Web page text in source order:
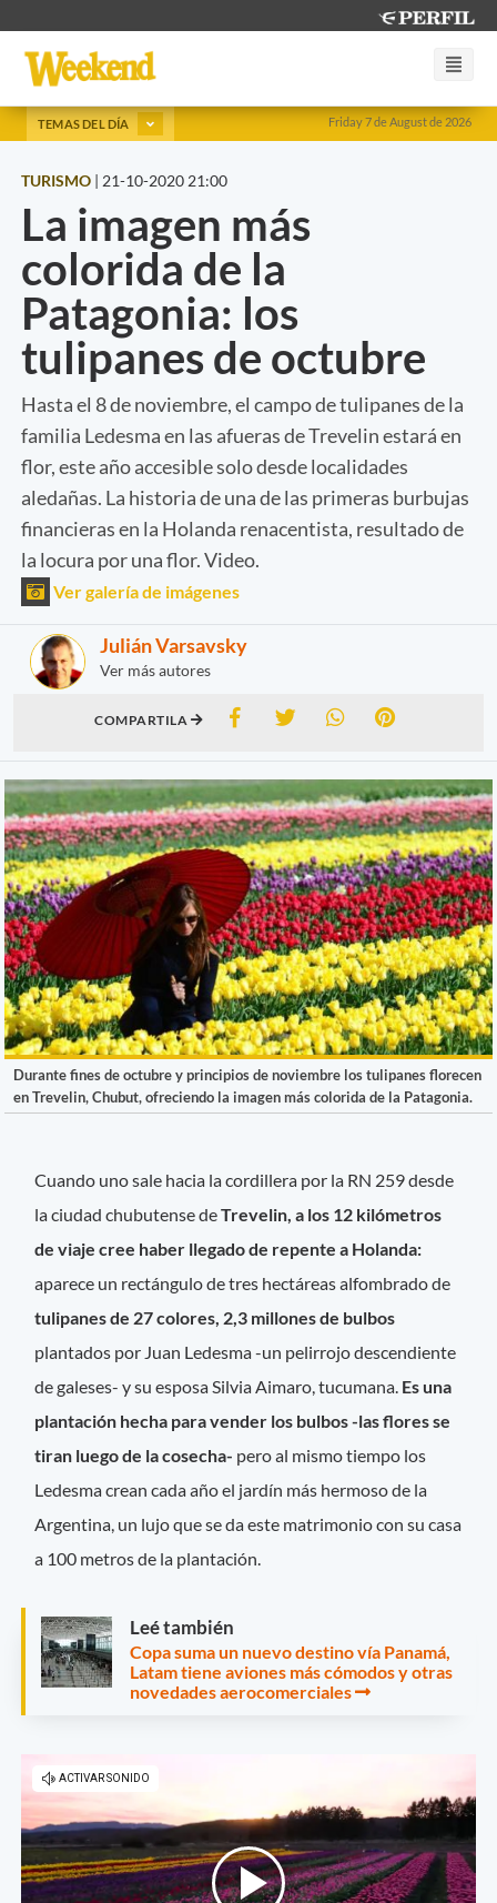
Friday 7 de August de 2026
TEMAS DEL DÍA
TURISMO | 21-10-2020 21:00
La imagen más
colorida de la
Patagonia: los
tulipanes de octubre
Hasta el 8 de noviembre, el campo de tulipanes de la
familia Ledesma en las afueras de Trevelin estará en
flor, este año accesible solo desde localidades
aledañas. La historia de una de las primeras burbujas
financieras en la Holanda renacentista, resultado de
la locura por una flor. Video.
Ver galería de imágenes
Julián Varsavsky
Ver más autores
COMPARTILA
Durante fines de octubre y principios de noviembre los tulipanes florecen
en Trevelin, Chubut, ofreciendo la imagen más colorida de la Patagonia.
Cuando uno sale hacia la cordillera por la RN 259 desde
la ciudad chubutense deTrevelin, a los 12 kilómetros
de viaje cree haber llegado de repente a Holanda:
aparece un rectángulo de tres hectáreas alfombrado de
tulipanes de 27 colores, 2,3 millones de bulbos
plantados por Juan Ledesma -un pelirrojo descendiente
de galeses- y su esposa Silvia Aimaro, tucumana. Es una
plantación hecha para vender los bulbos -las flores se
tiran luego de la cosecha- pero al mismo tiempo los
Ledesma crean cada año el jardín más hermoso de la
Argentina, un lujo que se da este matrimonio con su casa
a 100 metros de la plantación.
Leé también
Copa suma un nuevo destino vía Panamá,
Latam tiene aviones más cómodos y otras
novedades aerocomerciales